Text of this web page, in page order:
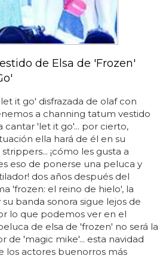
de Elsa de 'Frozen'
it go' disfrazada de olaf con
a channing tatum vestido
cantar 'let it go'... por cierto,
ella hará de él en su
¡cómo les gusta a
eso de ponerse una peluca y
dos años después del
'frozen: el reino de hielo', la
banda sonora sigue lejos de
lo que podemos ver en el
de elsa de 'frozen' no será la
de 'magic mike'... esta navidad
los actores buenorros más